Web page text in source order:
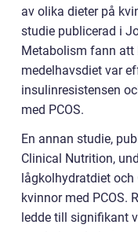
av olika dieter på
studie publicerad i
Metabolism fann att
medelhavsdiet var
insulinresistensen
med PCOS.
En annan studie,
Clinical Nutrition,
lågkolhydratdiet
kvinnor med PCOS.
ledde till signifikant